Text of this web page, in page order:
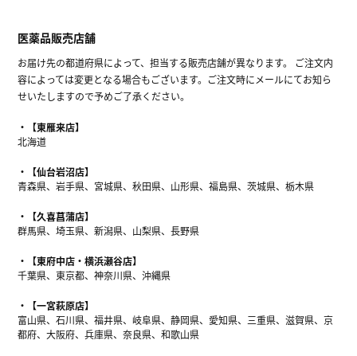
医薬品販売店舗
お届け先の都道府県によって、担当する販売店舗が異なります。 ご注文内
容によっては変更となる場合もございます。ご注文時にメールにてお知ら
せいたしますので予めご了承ください。
【東雁来店】
北海道
【仙台岩沼店】
青森県、岩手県、宮城県、秋田県、山形県、福島県、茨城県、栃木県
【久喜菖蒲店】
群馬県、埼玉県、新潟県、山梨県、長野県
【東府中店・横浜瀬谷店】
千葉県、東京都、神奈川県、沖縄県
【一宮萩原店】
富山県、石川県、福井県、岐阜県、静岡県、愛知県、三重県、滋賀県、京
都府、大阪府、兵庫県、奈良県、和歌山県